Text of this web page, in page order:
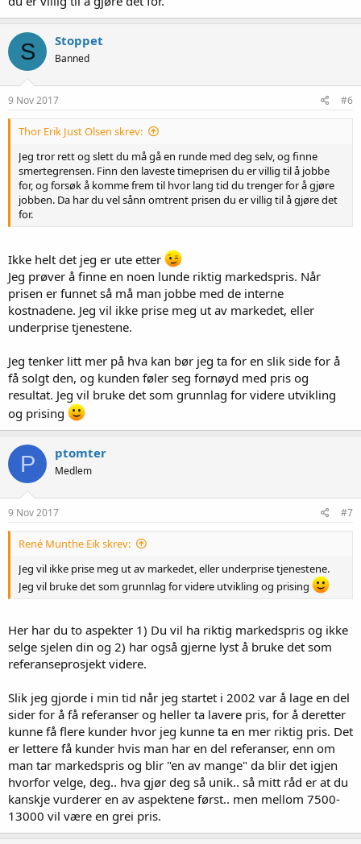
S Stoppet
Banned
9 Nov 2017 #6
Thor Erik Just Olsen skrev:
Jeg tror rett og slett du må gå en runde med deg selv, og finne
smertegrensen. Finn den laveste timeprisen du er villig til å jobbe
for, og forsøk å komme frem til hvor lang tid du trenger for å gjøre
jobben. Da har du vel sånn omtrent prisen du er villig til å gjøre det
for.
Ikke helt det jeg er ute etter
Jeg prøver å finne en noen lunde riktig markedspris. Når
prisen er funnet så må man jobbe med de interne
kostnadene. Jeg vil ikke prise meg ut av markedet, eller
underprise tjenestene.
Jeg tenker litt mer på hva kan bør jeg ta for en slik side for å
få solgt den, og kunden føler seg fornøyd med pris og
resultat. Jeg vil bruke det som grunnlag for videre utvikling
og prising
P ptomter
Medlem
9 Nov 2017 #7
René Munthe Eik skrev:
Jeg vil ikke prise meg ut av markedet, eller underprise tjenestene.
Jeg vil bruke det som grunnlag for videre utvikling og prising
Her har du to aspekter 1) Du vil ha riktig markedspris og ikke
selge sjelen din og 2) har også gjerne lyst å bruke det som
referanseprosjekt videre.
Slik jeg gjorde i min tid når jeg startet i 2002 var å lage en del
sider for å få referanser og heller ta lavere pris, for å deretter
kunne få flere kunder hvor jeg kunne ta en mer riktig pris. Det
er lettere få kunder hvis man har en del referanser, enn om
man tar markedspris og blir "en av mange" da blir det igjen
hvorfor velge, deg.. hva gjør deg så unik.. så mitt råd er at du
kanskje vurderer en av aspektene først.. men mellom 7500-
13000 vil være en grei pris.